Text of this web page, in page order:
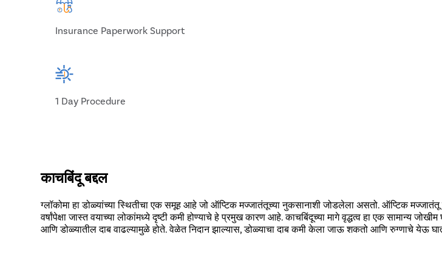
Insurance Paperwork Support
1 Day Procedure
काचबिंदू बद्दल
ग्लॉकोमा हा डोळ्यांच्या स्थितीचा एक समूह आहे जो ऑप्टिक मज्जातंतूच्या नुकसानाशी जोडलेला असतो. ऑप्टिक मज्जातंतू
वर्षांपेक्षा जास्त वयाच्या लोकांमध्ये दृष्टी कमी होण्याचे हे प्रमुख कारण आहे. काचबिंदूच्या मागे वृद्धत्व हा एक सामान्य
आणि डोळ्यातील दाब वाढल्यामुळे होते. वेळेत निदान झाल्यास, डोळ्याचा दाब कमी केला जाऊ शकतो आणि रुग्णाचे